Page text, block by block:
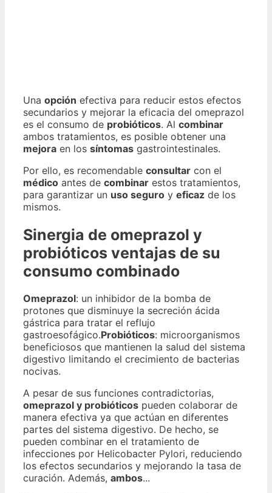
Una opción efectiva para reducir estos efectos
secundarios y mejorar la eficacia del omeprazol
es el consumo de probióticos. Al combinar
ambos tratamientos, es posible obtener una
mejora en los síntomas gastrointestinales.
Por ello, es recomendable consultar con el
médico antes de combinar estos tratamientos,
para garantizar un uso seguro y eficaz de los
mismos.
Sinergia de omeprazol y
probióticos ventajas de su
consumo combinado
Omeprazol: un inhibidor de la bomba de
protones que disminuye la secreción ácida
gástrica para tratar el reflujo
gastroesofágico.Probióticos: microorganismos
beneficiosos que mantienen la salud del sistema
digestivo limitando el crecimiento de bacterias
nocivas.
A pesar de sus funciones contradictorias,
omeprazol y probióticos pueden colaborar de
manera efectiva ya que actúan en diferentes
partes del sistema digestivo. De hecho, se
pueden combinar en el tratamiento de
infecciones por Helicobacter Pylori, reduciendo
los efectos secundarios y mejorando la tasa de
curación. Además, ambos...